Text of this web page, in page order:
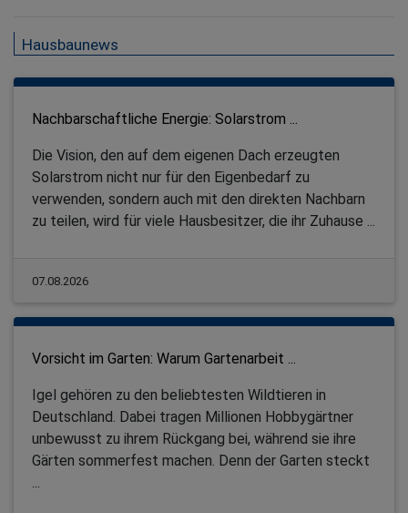
Hausbaunews
Nachbarschaftliche Energie: Solarstrom ...
Die Vision, den auf dem eigenen Dach erzeugten
Solarstrom nicht nur für den Eigenbedarf zu
verwenden, sondern auch mit den direkten Nachbarn
zu teilen, wird für viele Hausbesitzer, die ihr Zuhause ...
07.08.2026
Vorsicht im Garten: Warum Gartenarbeit ...
Igel gehören zu den beliebtesten Wildtieren in
Deutschland. Dabei tragen Millionen Hobbygärtner
unbewusst zu ihrem Rückgang bei, während sie ihre
Gärten sommerfest machen. Denn der Garten steckt
...